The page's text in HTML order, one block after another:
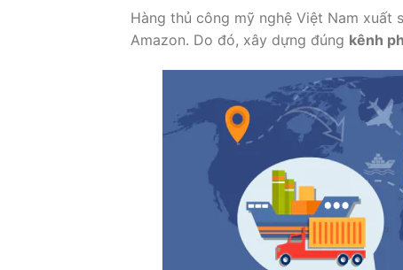
Hàng thủ công mỹ nghệ Việt Nam xuất
Amazon. Do đó, xây dựng đúng kênh